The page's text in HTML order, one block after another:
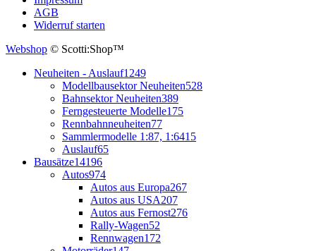
AGB
Widerruf starten
Webshop © Scotti:Shop™
Neuheiten - Auslauf1249
Modellbausektor Neuheiten528
Bahnsektor Neuheiten389
Ferngesteuerte Modelle175
Rennbahnneuheiten77
Sammlermodelle 1:87, 1:6415
Auslauf65
Bausätze14196
Autos974
Autos aus Europa267
Autos aus USA207
Autos aus Fernost276
Rally-Wagen52
Rennwagen172